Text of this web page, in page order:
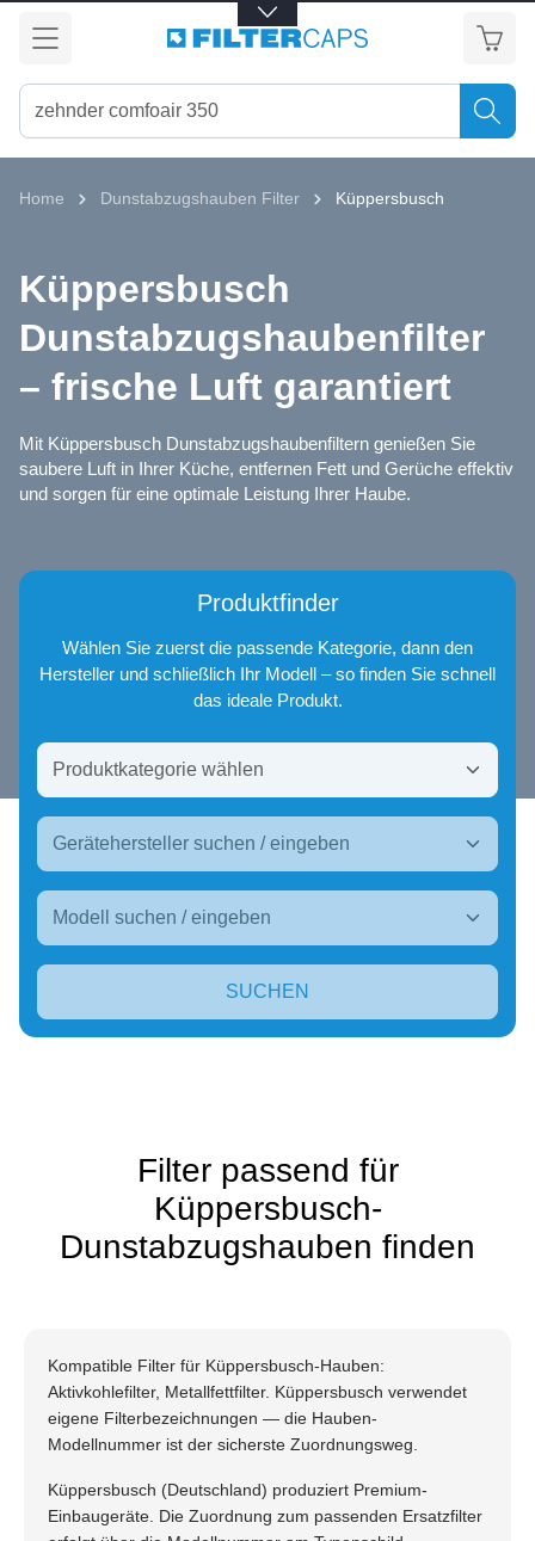
springen
Home Dunstabzugshauben Filter Küppersbusch
Küppersbusch
Dunstabzugshaubenfilter
– frische Luft garantiert
Mit Küppersbusch Dunstabzugshaubenfiltern genießen Sie
saubere Luft in Ihrer Küche, entfernen Fett und Gerüche effektiv
und sorgen für eine optimale Leistung Ihrer Haube.
Produktfinder
Wählen Sie zuerst die passende Kategorie, dann den
Hersteller und schließlich Ihr Modell – so finden Sie schnell
das ideale Produkt.
SUCHEN
Filter passend für
Küppersbusch-
Dunstabzugshauben finden
Kompatible Filter für Küppersbusch-Hauben:
Aktivkohlefilter, Metallfettfilter. Küppersbusch verwendet
eigene Filterbezeichnungen — die Hauben-
Modellnummer ist der sicherste Zuordnungsweg.
Küppersbusch (Deutschland) produziert Premium-
Einbaugeräte. Die Zuordnung zum passenden Ersatzfilter